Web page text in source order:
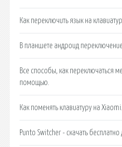
Как переключить язык на
В планшете андроид
Все способы, как переключаться
помощью.
Как поменять клавиатуру на Xiaomi.
Punto Switcher - скачать